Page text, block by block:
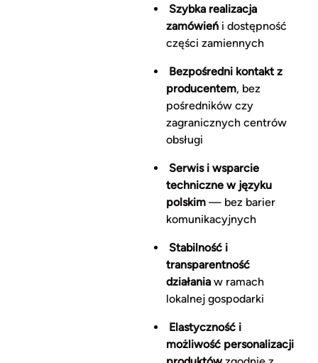
Szybka realizacja
zamówieńi dostępność
części zamiennych
Bezpośredni kontakt z
producentem, bez
pośredników czy
zagranicznych centrów
obsługi
Serwis i wsparcie
techniczne w języku
polskim— bez barier
komunikacyjnych
Stabilność i
transparentność
działaniaw ramach
lokalnej gospodarki
Elastyczność i
możliwość personalizacji